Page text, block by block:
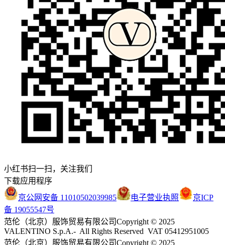
小红书扫一扫，关注我们
下载应用程序
京公网安备 11010502039985
电子营业执照
京ICP
备 19055547号
范伦（北京）服饰贸易有限公司Copyright © 2025
VALENTINO S.p.A.- All Rights Reserved VAT 05412951005
范伦（北京）服饰贸易有限公司Copyright © 2025